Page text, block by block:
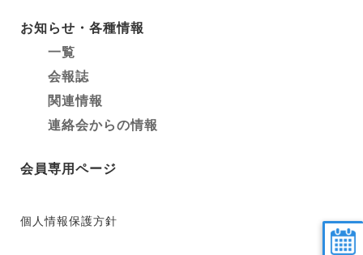
お知らせ・各種情報
一覧
会報誌
関連情報
連絡会からの情報
会員専用ページ
個人情報保護方針